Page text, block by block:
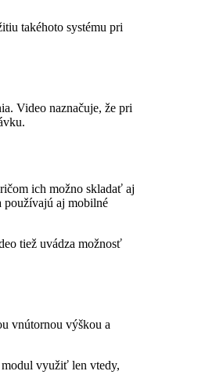
takéhoto systému pri
Video naznačuje, že pri
ich možno skladať aj
používajú aj mobilné
tiež uvádza možnosť
vnútornou výškou a
využiť len vtedy,